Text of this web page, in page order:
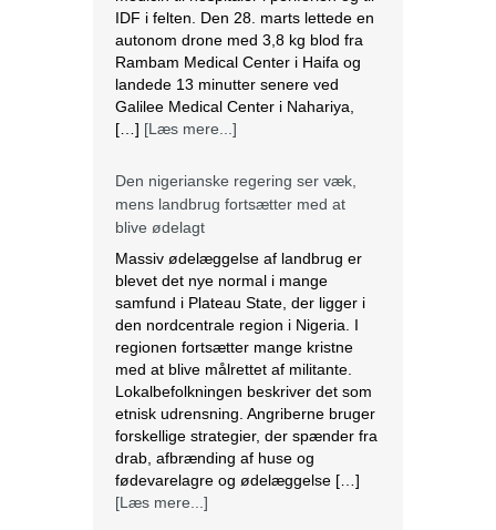
IDF i felten. Den 28. marts lettede en
autonom drone med 3,8 kg blod fra
Rambam Medical Center i Haifa og
landede 13 minutter senere ved
Galilee Medical Center i Nahariya,
[…] [Læs mere...]
Den nigerianske regering ser væk,
mens landbrug fortsætter med at
blive ødelagt
Massiv ødelæggelse af landbrug er
blevet det nye normal i mange
samfund i Plateau State, der ligger i
den nordcentrale region i Nigeria. I
regionen fortsætter mange kristne
med at blive målrettet af militante.
Lokalbefolkningen beskriver det som
etnisk udrensning. Angriberne bruger
forskellige strategier, der spænder fra
drab, afbrænding af huse og
fødevarelagre og ødelæggelse […]
[Læs mere...]